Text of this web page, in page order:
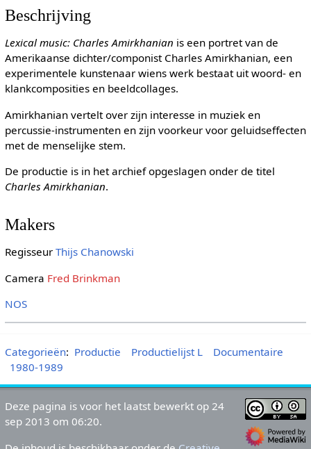
Beschrijving
Lexical music: Charles Amirkhanian is een portret van de
Amerikaanse dichter/componist Charles Amirkhanian, een
experimentele kunstenaar wiens werk bestaat uit woord- en
klankcomposities en beeldcollages.
Amirkhanian vertelt over zijn interesse in muziek en
percussie-instrumenten en zijn voorkeur voor geluidseffecten
met de menselijke stem.
De productie is in het archief opgeslagen onder de titel
Charles Amirkhanian.
Makers
Regisseur Thijs Chanowski
Camera Fred Brinkman
NOS
Categorieën: Productie Productielijst L
Documentaire
1980-1989
Deze pagina is voor het laatst bewerkt op 24
sep 2013 om 06:20.